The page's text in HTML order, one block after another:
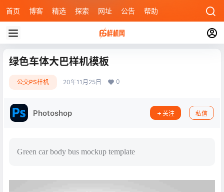
首页 博客 精选 探索 网址 公告 帮助
绿色车体大巴样机模板
公交PS样机 20年11月25日 0
Photoshop 关注 私信
Green car body bus mockup template